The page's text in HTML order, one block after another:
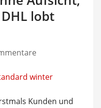
lobt
Kunden und